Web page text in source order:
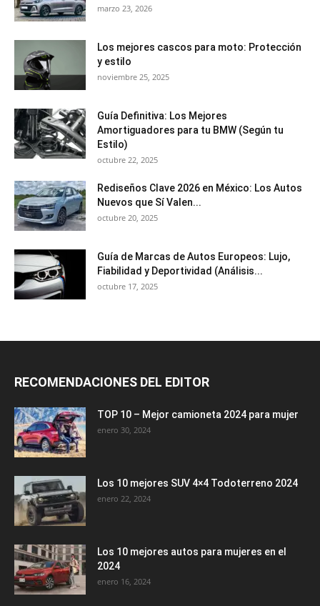
marzo 23, 2026
Los mejores cascos para moto: Protección
y estilo
noviembre 25, 2025
Guía Definitiva: Los Mejores
Amortiguadores para tu BMW (Según tu
Estilo)
octubre 22, 2025
Rediseños Clave 2026 en México: Los Autos
Nuevos que Sí Valen...
octubre 20, 2025
Guía de Marcas de Autos Europeos: Lujo,
Fiabilidad y Deportividad (Análisis...
octubre 17, 2025
RECOMENDACIONES DEL EDITOR
TOP 10 – Mejor camioneta 2024 para mujer
enero 30, 2024
Los 10 mejores SUV 4×4 Todoterreno 2024
enero 22, 2024
Los 10 mejores autos para mujeres en el
2024
enero 16, 2024